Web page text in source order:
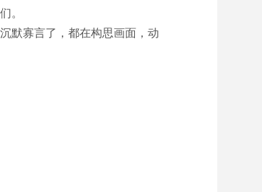
。
默寡言了，都在构思画面，动